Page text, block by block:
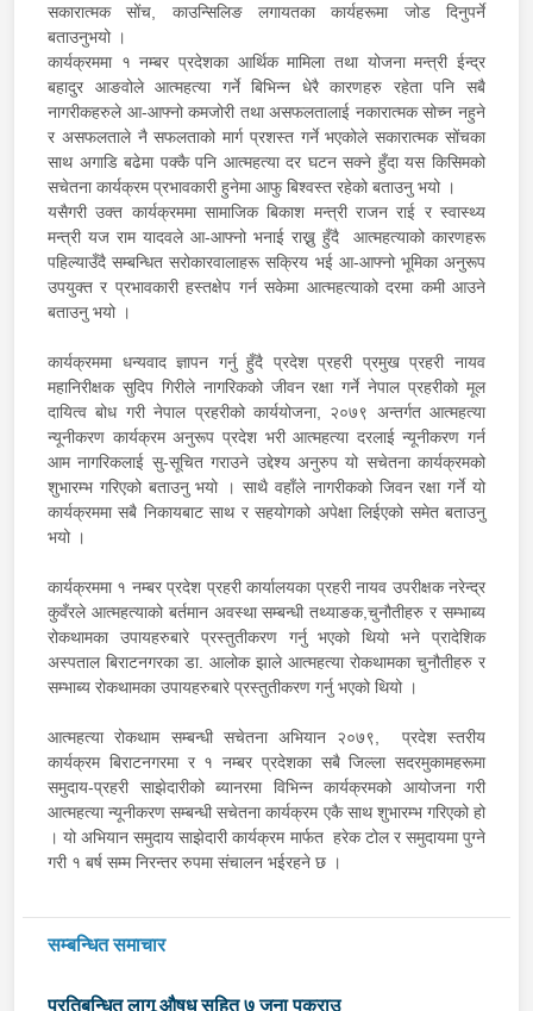
सकारात्मक सोंच, काउन्सिलिङ लगायतका कार्यहरूमा जोड दिनुपर्ने
बताउनुभयो ।
कार्यक्रममा १ नम्बर प्रदेशका आर्थिक मामिला तथा योजना मन्त्री ईन्द्र
बहादुर आङवोले आत्महत्या गर्ने बिभिन्न धेरै कारणहरु रहेता पनि सबै
नागरीकहरुले आ-आफ्नो कमजोरी तथा असफलतालाई नकारात्मक सोच्न नहुने
र असफलताले नै सफलताको मार्ग प्रशस्त गर्ने भएकोले सकारात्मक सोंचका
साथ अगाडि बढेमा पक्कै पनि आत्महत्या दर घटन सक्ने हुँदा यस किसिमको
सचेतना कार्यक्रम प्रभावकारी हुनेमा आफु बिश्वस्त रहेको बताउनु भयो ।
यसैगरी उक्त कार्यक्रममा सामाजिक बिकाश मन्त्री राजन राई र स्वास्थ्य
मन्त्री यज राम यादवले आ-आफ्नो भनाई राख्नु हुँदै आत्महत्याको कारणहरू
पहिल्याउँदै सम्बन्धित सरोकारवालाहरू सक्रिय भई आ-आफ्नो भूमिका अनुरूप
उपयुक्त र प्रभावकारी हस्तक्षेप गर्न सकेमा आत्महत्याको दरमा कमी आउने
बताउनु भयो ।
कार्यक्रममा धन्यवाद ज्ञापन गर्नु हुँदै प्रदेश प्रहरी प्रमुख प्रहरी नायव
महानिरीक्षक सुदिप गिरीले नागरिकको जीवन रक्षा गर्ने नेपाल प्रहरीको मूल
दायित्व बोध गरी नेपाल प्रहरीको कार्ययोजना, २०७९ अन्तर्गत आत्महत्या
न्यूनीकरण कार्यक्रम अनुरूप प्रदेश भरी आत्महत्या दरलाई न्यूनीकरण गर्न
आम नागरिकलाई सु-सूचित गराउने उद्देश्य अनुरुप यो सचेतना कार्यक्रमको
शुभारम्भ गरिएको बताउनु भयो । साथै वहाँले नागरीकको जिवन रक्षा गर्ने यो
कार्यक्रममा सबै निकायबाट साथ र सहयोगको अपेक्षा लिईएको समेत बताउनु
भयो ।
कार्यक्रममा १ नम्बर प्रदेश प्रहरी कार्यालयका प्रहरी नायव उपरीक्षक नरेन्द्र
कुवँरले आत्महत्याको बर्तमान अवस्था सम्बन्धी तथ्याङक,चुनौतीहरु र सम्भाब्य
रोकथामका उपायहरुबारे प्रस्तुतीकरण गर्नु भएको थियो भने प्रादेशिक
अस्पताल बिराटनगरका डा. आलोक झाले आत्महत्या रोकथामका चुनौतीहरु र
सम्भाब्य रोकथामका उपायहरुबारे प्रस्तुतीकरण गर्नु भएको थियो ।
आत्महत्या रोकथाम सम्बन्धी सचेतना अभियान २०७९, प्रदेश स्तरीय
कार्यक्रम बिराटनगरमा र १ नम्बर प्रदेशका सबै जिल्ला सदरमुकामहरूमा
समुदाय-प्रहरी साझेदारीको ब्यानरमा विभिन्न कार्यक्रमको आयोजना गरी
आत्महत्या न्यूनीकरण सम्बन्धी सचेतना कार्यक्रम एकै साथ शुभारम्भ गरिएको हो
। यो अभियान समुदाय साझेदारी कार्यक्रम मार्फत हरेक टोल र समुदायमा पुग्ने
गरी १ बर्ष सम्म निरन्तर रुपमा संचालन भईरहने छ ।
सम्बन्धित समाचार
प्रतिबन्धित लागू औषध सहित ७ जना पक्राउ